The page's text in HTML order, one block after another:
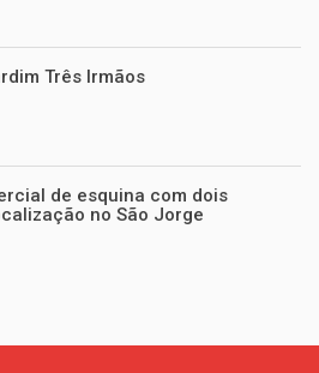
Três Irmãos
de esquina com dois
no São Jorge